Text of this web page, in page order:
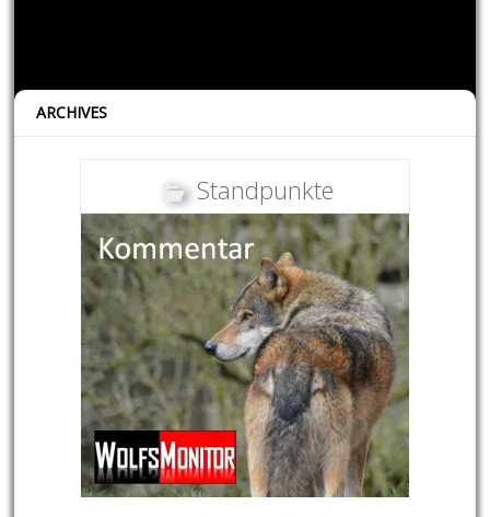
ARCHIVES
Standpunkte